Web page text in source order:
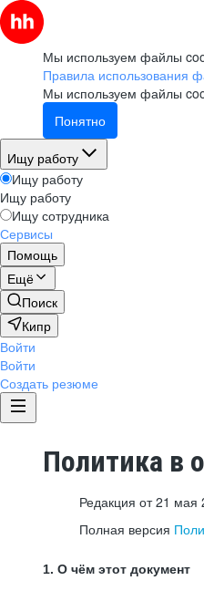
Мы используем файлы
Правила использования
Мы используем файлы
Понятно
Ищу работу
Ищу работу
Ищу работу
Ищу сотрудника
Сервисы
Помощь
Ещё
Поиск
Кипр
Войти
Войти
Создать резюме
Политика в
Редакция от 21 мая
Полная версия
1. О чём этот документ